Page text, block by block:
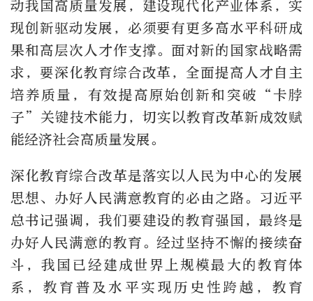
动我国高质量发展，建设现代化产业体系，实
现创新驱动发展，必须要有更多高水平科研成
果和高层次人才作支撑。面对新的国家战略需
求，要深化教育综合改革，全面提高人才自主
培养质量，有效提高原始创新和突破“卡脖
子”关键技术能力，切实以教育改革新成效赋
能经济社会高质量发展。
深化教育综合改革是落实以人民为中心的发展
思想、办好人民满意教育的必由之路。习近平
总书记强调，我们要建设的教育强国，最终是
办好人民满意的教育。经过坚持不懈的接续奋
斗，我国已经建成世界上规模最大的教育体
系，教育普及水平实现历史性跨越，教育